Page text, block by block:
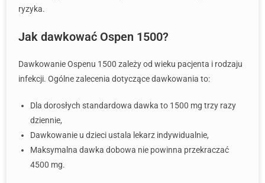
ryzyka.
Jak dawkować Ospen 1500?
Dawkowanie Ospenu 1500 zależy od wieku pacjenta i rodzaju
infekcji. Ogólne zalecenia dotyczące dawkowania to:
Dla dorosłych standardowa dawka to 1500 mg trzy razy
dziennie,
Dawkowanie u dzieci ustala lekarz indywidualnie,
Maksymalna dawka dobowa nie powinna przekraczać
4500 mg.